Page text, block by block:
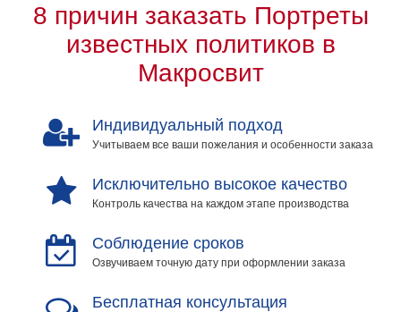
8 причин заказать Портреты
известных политиков в
Макросвит
Индивидуальный подход
Учитываем все ваши пожелания и особенности заказа
Исключительно высокое качество
Контроль качества на каждом этапе производства
Соблюдение сроков
Озвучиваем точную дату при оформлении заказа
Бесплатная консультация